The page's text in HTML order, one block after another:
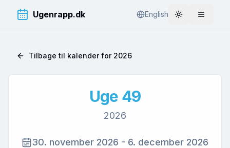
Ugenrapp.dk English Toggle theme
Åbn
Tilbage til kalender for 2026
Uge 49
2026
30. november 2026 - 6. december 2026